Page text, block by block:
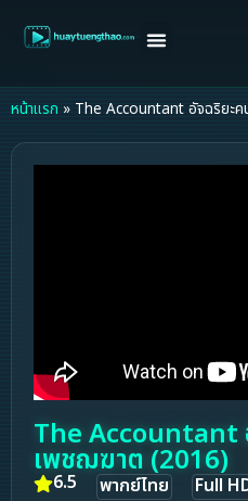
หน้าแรก » The Accountant อัจฉริยะ
The Accountant
เพชฌฆาต (2016)
6.5 พากย์ไทย Full